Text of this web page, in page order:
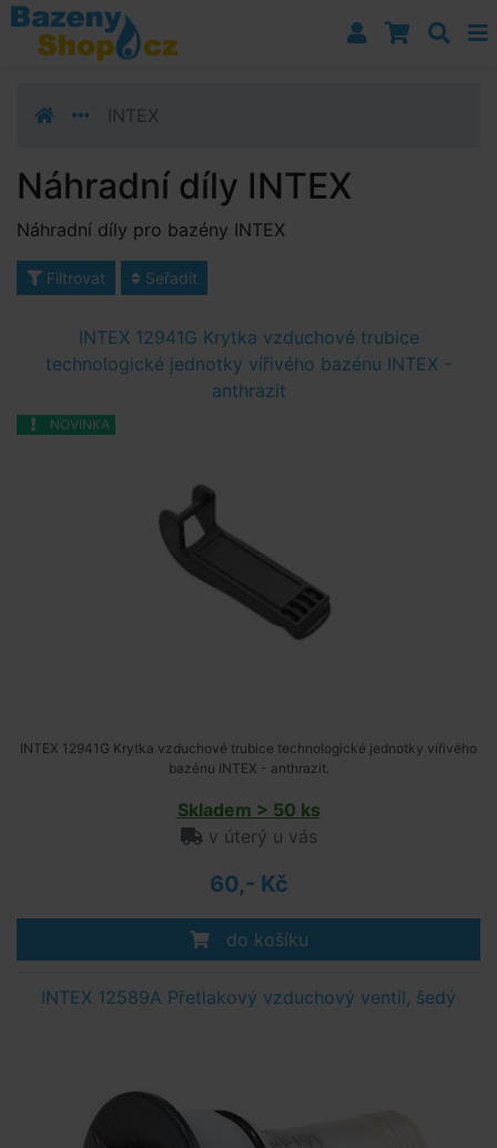
Přejít k navigaci
Přejít na obsah
Přejít k postrannímu sloupci
INTEX
Náhradní díly INTEX
Náhradní díly pro bazény INTEX
Filtrovat Seřadit
INTEX 12941G Krytka vzduchové trubice
technologické jednotky vířivého bazénu INTEX -
anthrazit
NOVINKA
INTEX 12941G Krytka vzduchové trubice technologické jednotky vířivého
bazénu INTEX - anthrazit.
Skladem > 50 ks
v úterý u vás
60,- Kč
do košíku
INTEX 12589A Přetlakový vzduchový ventil, šedý